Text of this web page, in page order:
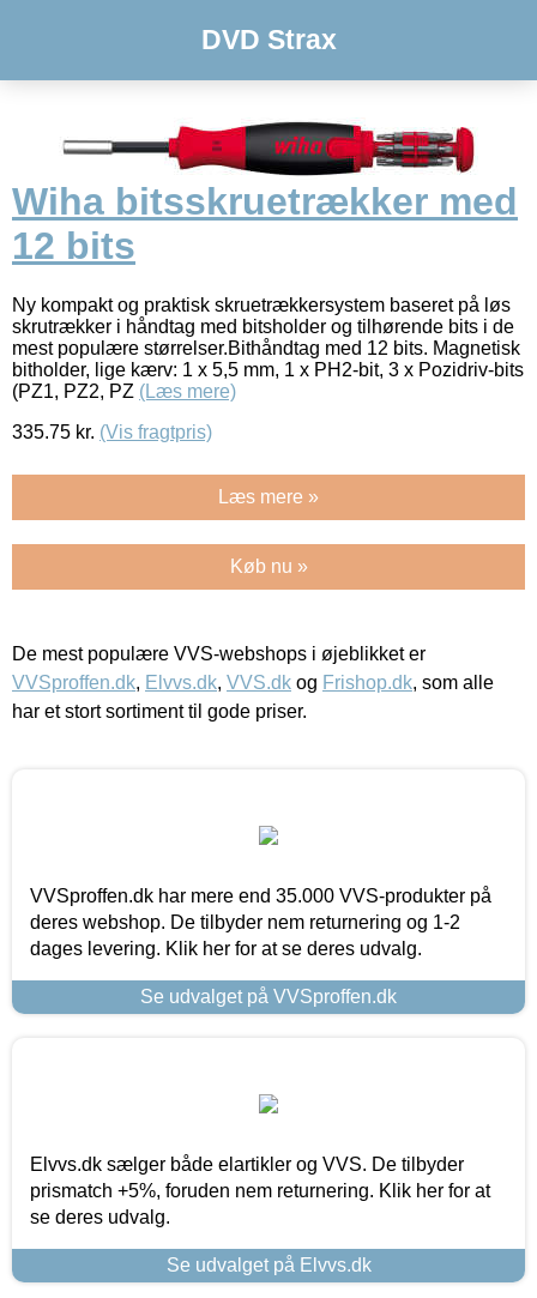
DVD Strax
Wiha bitsskruetrækker med
12 bits
Ny kompakt og praktisk skruetrækkersystem baseret på løs
skrutrækker i håndtag med bitsholder og tilhørende bits i de
mest populære størrelser.Bithåndtag med 12 bits. Magnetisk
bitholder, lige kærv: 1 x 5,5 mm, 1 x PH2-bit, 3 x Pozidriv-bits
(PZ1, PZ2, PZ (Læs mere)
335.75 kr. (Vis fragtpris)
Læs mere »
Køb nu »
De mest populære VVS-webshops i øjeblikket er
VVSproffen.dk, Elvvs.dk, VVS.dk og Frishop.dk, som alle
har et stort sortiment til gode priser.
VVSproffen.dk har mere end 35.000 VVS-produkter på
deres webshop. De tilbyder nem returnering og 1-2
dages levering. Klik her for at se deres udvalg.
Se udvalget på VVSproffen.dk
Elvvs.dk sælger både elartikler og VVS. De tilbyder
prismatch +5%, foruden nem returnering. Klik her for at
se deres udvalg.
Se udvalget på Elvvs.dk